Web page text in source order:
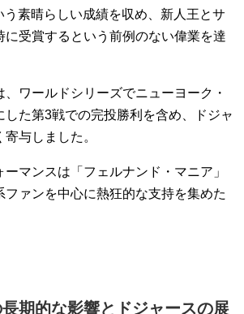
う素晴らしい成績を収め、新人王とサ
に受賞するという前例のない偉業を達
ワールドシリーズでニューヨーク・
した第3戦での完投勝利を含め、ドジャ
与しました。
マンスは「フェルナンド・マニア」
ファンを中心に熱狂的な支持を集めた
期的な影響とドジャースの展